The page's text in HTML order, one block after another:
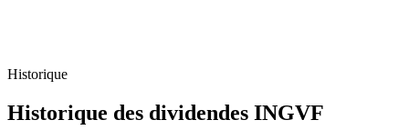
Historique
Historique des dividendes INGVF